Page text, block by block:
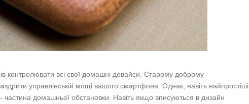
контролювати всі свої домашні девайси. Старому доброму
управлінській мощі вашого смартфона. Однак, навіть найпростіші
домашньої обстановки. Навіть якщо вписуються в дизайн